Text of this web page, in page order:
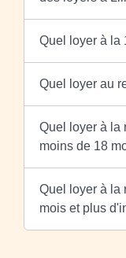
Quel loyer à la
Quel loyer au
Quel loyer à la
moins de 18
Quel loyer à la
mois et plus